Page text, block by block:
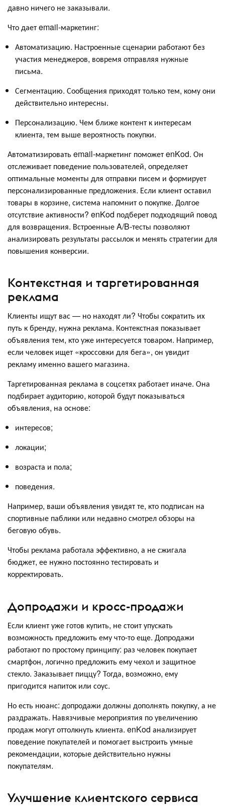
давно ничего не заказывали.
Что дает email-маркетинг:
Автоматизацию. Настроенные сценарии работают без
участия менеджеров, вовремя отправляя нужные
письма.
Сегментацию. Сообщения приходят только тем, кому они
действительно интересны.
Персонализацию. Чем ближе контент к интересам
клиента, тем выше вероятность покупки.
Автоматизировать email-маркетинг поможет enKod. Он
отслеживает поведение пользователей, определяет
оптимальные моменты для отправки писем и формирует
персонализированные предложения. Если клиент оставил
товары в корзине, система напомнит о покупке. Долгое
отсутствие активности? enKod подберет подходящий повод
для возвращения. Встроенные A/B-тесты позволяют
анализировать результаты рассылок и менять стратегии для
повышения конверсии.
Контекстная и таргетированная
реклама
Клиенты ищут вас — но находят ли? Чтобы сократить их
путь к бренду, нужна реклама. Контекстная показывает
объявления тем, кто уже интересуется товаром. Например,
если человек ищет «кроссовки для бега», он увидит
рекламу именно вашего магазина.
Таргетированная реклама в соцсетях работает иначе. Она
подбирает аудиторию, которой будут показываться
объявления, на основе:
интересов;
локации;
возраста и пола;
поведения.
Например, ваши объявления увидят те, кто подписан на
спортивные паблики или недавно смотрел обзоры на
беговую обувь.
Чтобы реклама работала эффективно, а не сжигала
бюджет, ее нужно постоянно тестировать и
корректировать.
Допродажи и кросс-продажи
Если клиент уже готов купить, не стоит упускать
возможность предложить ему что-то еще. Допродажи
работают по простому принципу: раз человек покупает
смартфон, логично предложить ему чехол и защитное
стекло. Заказывает пиццу? Тогда, возможно, ему
пригодится напиток или соус.
Но есть нюанс: допродажи должны дополнять покупку, а не
раздражать. Навязчивые мероприятия по увеличению
продаж могут оттолкнуть клиента. enKod анализирует
поведение покупателей и помогает выстроить умные
рекомендации, которые действительно нужны
покупателям.
Улучшение клиентского сервиса